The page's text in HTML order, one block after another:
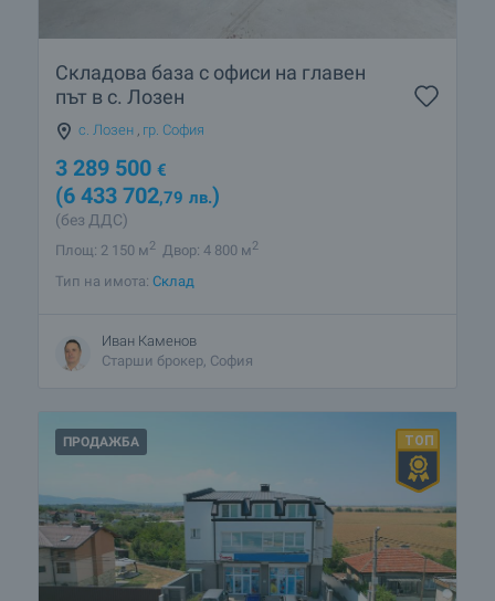
Складова база с офиси на главен
път в с. Лозен
с. Лозен , гр. София
3 289 500 €
(6 433 702,79 лв.)
(без ДДС)
Площ: 2 150 м2 Двор: 4 800 м2
Тип на имота: Склад
Иван Каменов
Старши брокер, София
ПРОДАЖБА